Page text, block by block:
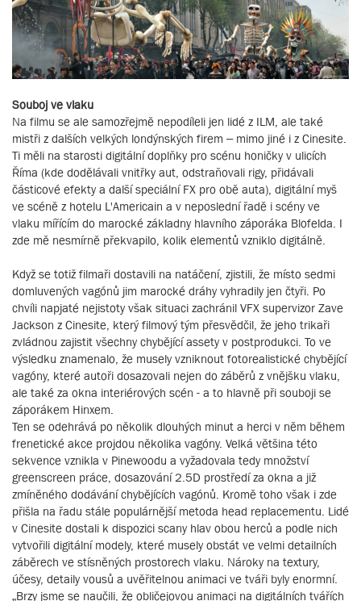
Souboj ve vlaku
Na filmu se ale samozřejmě nepodíleli jen lidé z ILM, ale také
mistři z dalších velkých londýnských firem – mimo jiné i z Cinesite.
Ti měli na starosti digitální doplňky pro scénu honičky v ulicích
Říma (kde dodělávali vnitřky aut, odstraňovali rigy, přidávali
částicové efekty a další speciální FX pro obě auta), digitální myš
ve scéně z hotelu L'Americain a v neposlední řadě i scény ve
vlaku mířícím do marocké základny hlavního záporáka Blofelda. I
zde mě nesmírně překvapilo, kolik elementů vzniklo digitálně.
Když se totiž filmaři dostavili na natáčení, zjistili, že místo sedmi
domluvených vagónů jim marocké dráhy vyhradily jen čtyři. Po
chvíli napjaté nejistoty však situaci zachránil VFX supervizor Zave
Jackson z Cinesite, který filmový tým přesvědčil, že jeho trikaři
zvládnou zajistit všechny chybějící assety v postprodukci. To ve
výsledku znamenalo, že musely vzniknout fotorealistické chybějící
vagóny, které autoři dosazovali nejen do záběrů z vnějšku vlaku,
ale také za okna interiérových scén - a to hlavně při souboji se
záporákem Hinxem.
Ten se odehrává po několik dlouhých minut a herci v něm během
frenetické akce projdou několika vagóny. Velká většina této
sekvence vznikla v Pinewoodu a vyžadovala tedy množství
greenscreen práce, dosazování 2.5D prostředí za okna a již
zmíněného dodávání chybějících vagónů. Kromě toho však i zde
přišla na řadu stále populárnější metoda head replacementu. Lidé
v Cinesite dostali k dispozici scany hlav obou herců a podle nich
vytvořili digitální modely, které musely obstát ve velmi detailních
záběrech ve stísněných prostorech vlaku. Nároky na textury,
účesy, detaily vousů a uvěřitelnou animaci ve tváři byly enormní.
„Brzy jsme se naučili, že obličejovou animaci na digitálních tvářích